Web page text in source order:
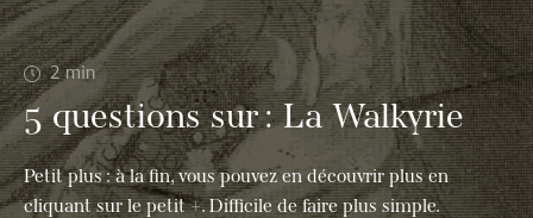
2min
5 questions sur : La Walkyrie
Petit plus : à la fin, vous pouvez en découvrir plus en
cliquant sur le petit +. Difficile de faire plus simple.